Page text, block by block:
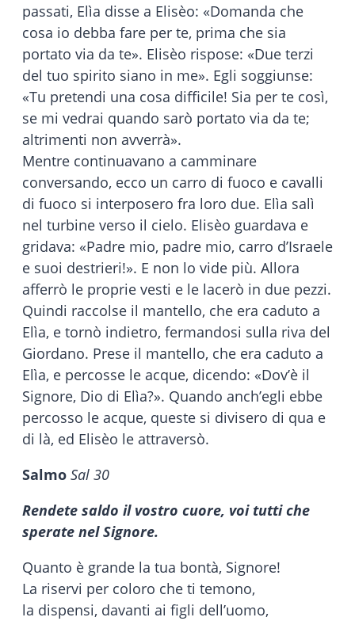
passati, Elìa disse a Elisèo: «Domanda che
cosa io debba fare per te, prima che sia
portato via da te». Elisèo rispose: «Due terzi
del tuo spirito siano in me». Egli soggiunse:
«Tu pretendi una cosa difficile! Sia per te così,
se mi vedrai quando sarò portato via da te;
altrimenti non avverrà».
Mentre continuavano a camminare
conversando, ecco un carro di fuoco e cavalli
di fuoco si interposero fra loro due. Elìa salì
nel turbine verso il cielo. Elisèo guardava e
gridava: «Padre mio, padre mio, carro d’Israele
e suoi destrieri!». E non lo vide più. Allora
afferrò le proprie vesti e le lacerò in due pezzi.
Quindi raccolse il mantello, che era caduto a
Elìa, e tornò indietro, fermandosi sulla riva del
Giordano. Prese il mantello, che era caduto a
Elìa, e percosse le acque, dicendo: «Dov’è il
Signore, Dio di Elìa?». Quando anch’egli ebbe
percosso le acque, queste si divisero di qua e
di là, ed Elisèo le attraversò.
Salmo Sal 30
Rendete saldo il vostro cuore, voi tutti che
sperate nel Signore.
Quanto è grande la tua bontà, Signore!
La riservi per coloro che ti temono,
la dispensi, davanti ai figli dell’uomo,